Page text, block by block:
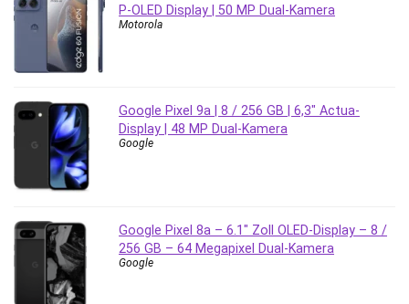
P-OLED Display | 50 MP Dual-Kamera
Motorola
Google Pixel 9a | 8 / 256 GB | 6,3″ Actua-
Display | 48 MP Dual-Kamera
Google
Google Pixel 8a – 6.1″ Zoll OLED-Display – 8 /
256 GB – 64 Megapixel Dual-Kamera
Google